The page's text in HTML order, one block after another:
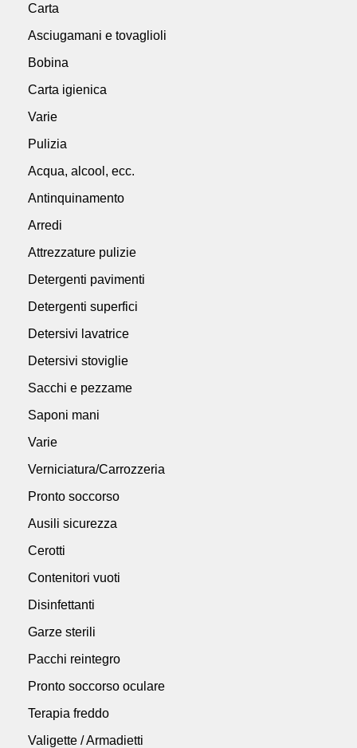
Carta
Asciugamani e tovaglioli
Bobina
Carta igienica
Varie
Pulizia
Acqua, alcool, ecc.
Antinquinamento
Arredi
Attrezzature pulizie
Detergenti pavimenti
Detergenti superfici
Detersivi lavatrice
Detersivi stoviglie
Sacchi e pezzame
Saponi mani
Varie
Verniciatura/Carrozzeria
Pronto soccorso
Ausili sicurezza
Cerotti
Contenitori vuoti
Disinfettanti
Garze sterili
Pacchi reintegro
Pronto soccorso oculare
Terapia freddo
Valigette / Armadietti